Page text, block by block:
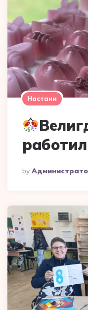
Настани
Posted
By
By